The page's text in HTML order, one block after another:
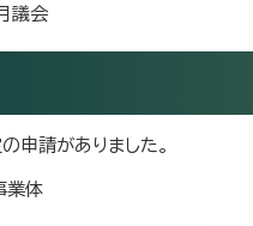
議会
申請がありました。
業体